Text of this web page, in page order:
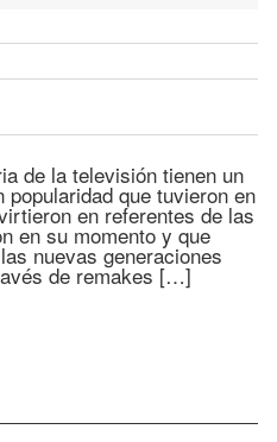
de la televisión tienen un
que tuvieron en
en referentes de las
en su momento y que
nuevas generaciones
de remakes […]